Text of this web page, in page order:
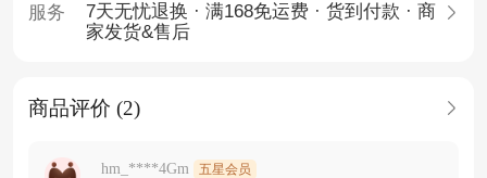
服务
7天无忧退换 · 满168免运费 · 货到付款 · 商
家发货&售后
商品评价 (2)
hm_****4Gm 五星会员